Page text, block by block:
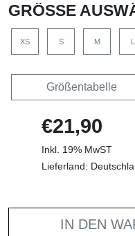
GRÖSSE
XS S M L
Größentabelle
€21,90
Inkl. 19% MwST
Lieferland:
IN DEN